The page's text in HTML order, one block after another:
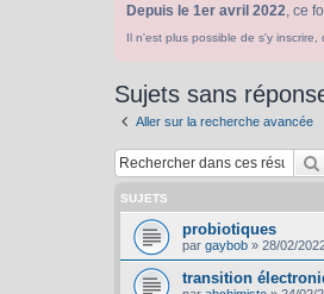
Depuis le 1er avril 2022, ce
Il n'est plus possible de s'y
Sujets sans
Aller sur la recherche avancée
SUJETS
probiotiques
par gaybob » 28/02/
transition